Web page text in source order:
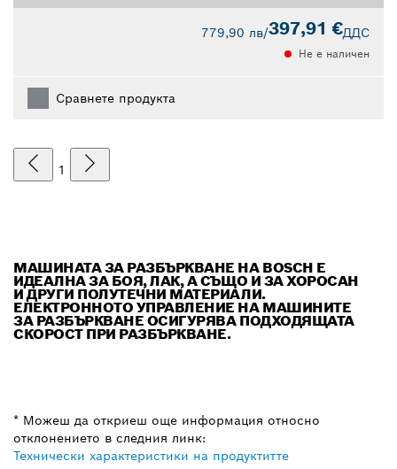
779,90 лв/397,91 €ДДС
Не е наличен
Сравнете продукта
1
МАШИНАТА ЗА РАЗБЪРКВАНЕ НА BOSCH Е
ИДЕАЛНА ЗА БОЯ, ЛАК, А СЪЩО И ЗА ХОРОСАН
И ДРУГИ ПОЛУТЕЧНИ МАТЕРИАЛИ.
ЕЛЕКТРОННОТО УПРАВЛЕНИЕ НА МАШИНИТЕ
ЗА РАЗБЪРКВАНЕ ОСИГУРЯВА ПОДХОДЯЩАТА
СКОРОСТ ПРИ РАЗБЪРКВАНЕ.
* Можеш да откриеш още информация относно
отклонението в следния линк:
Технически характеристики на продуктитте